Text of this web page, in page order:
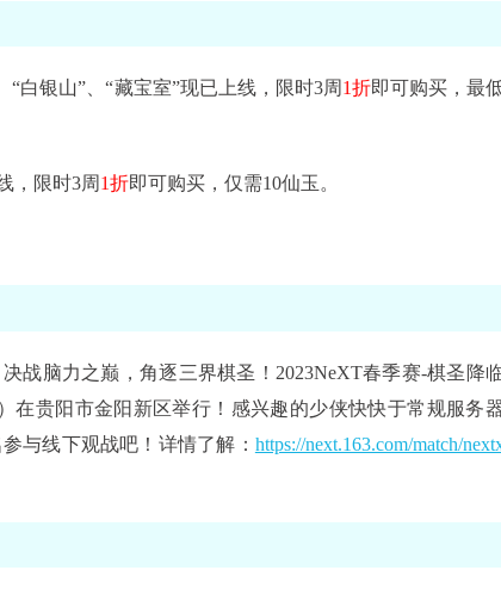
银山”、“藏宝室”现已上线，限时3周 1折即可购买，最
限时3周 1折即可购买，仅需10仙玉。
脑力之巅，角逐三界棋圣！2023NeXT春季赛-棋圣降
在贵阳市金阳新区举行！感兴趣的少侠快快于常规服务
与线下观战吧！详情了解： https://next.163.com/match/